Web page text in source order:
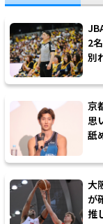
2
別
京
思
舐
大
が
推